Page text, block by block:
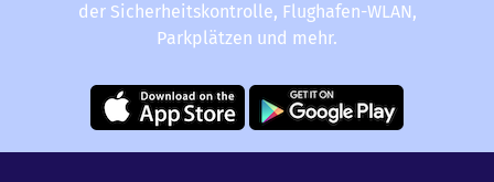
der Sicherheitskontrolle, Flughafen-WLAN,
Parkplätzen und mehr.